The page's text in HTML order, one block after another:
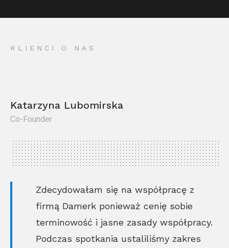
KLIENCI O NAS
Katarzyna Lubomirska
Co-Founder
Zdecydowałam się na współpracę z
firmą Damerk ponieważ cenię sobie
terminowość i jasne zasady współpracy.
Podczas spotkania ustaliliśmy zakres